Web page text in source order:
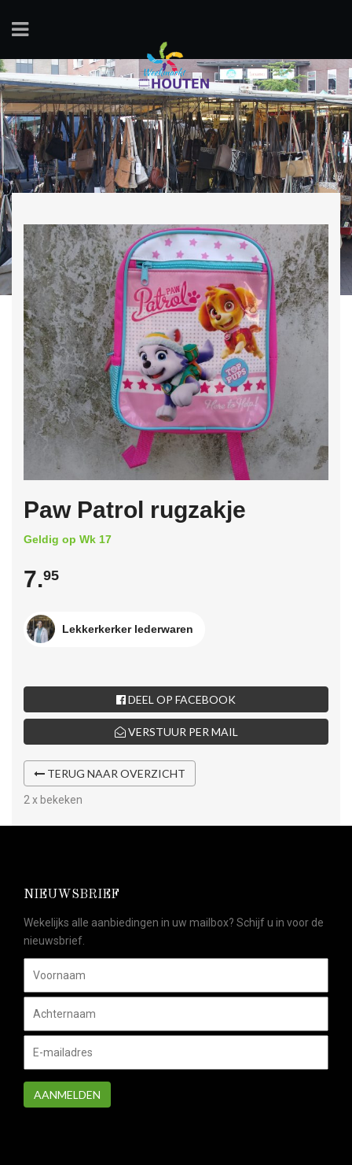
Paw Patrol rugzakje
Geldig op Wk 17
7.95
Lekkerkerker lederwaren
DEEL OP FACEBOOK
VERSTUUR PER MAIL
TERUG NAAR OVERZICHT
2 x bekeken
NIEUWSBRIEF
Wekelijks alle aanbiedingen in uw mailbox? Schijf u in voor de
nieuwsbrief.
AANMELDEN